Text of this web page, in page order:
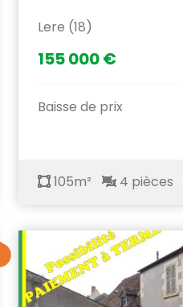
Lere (18)
155 000 €
Baisse de prix
105m² 4 pièces